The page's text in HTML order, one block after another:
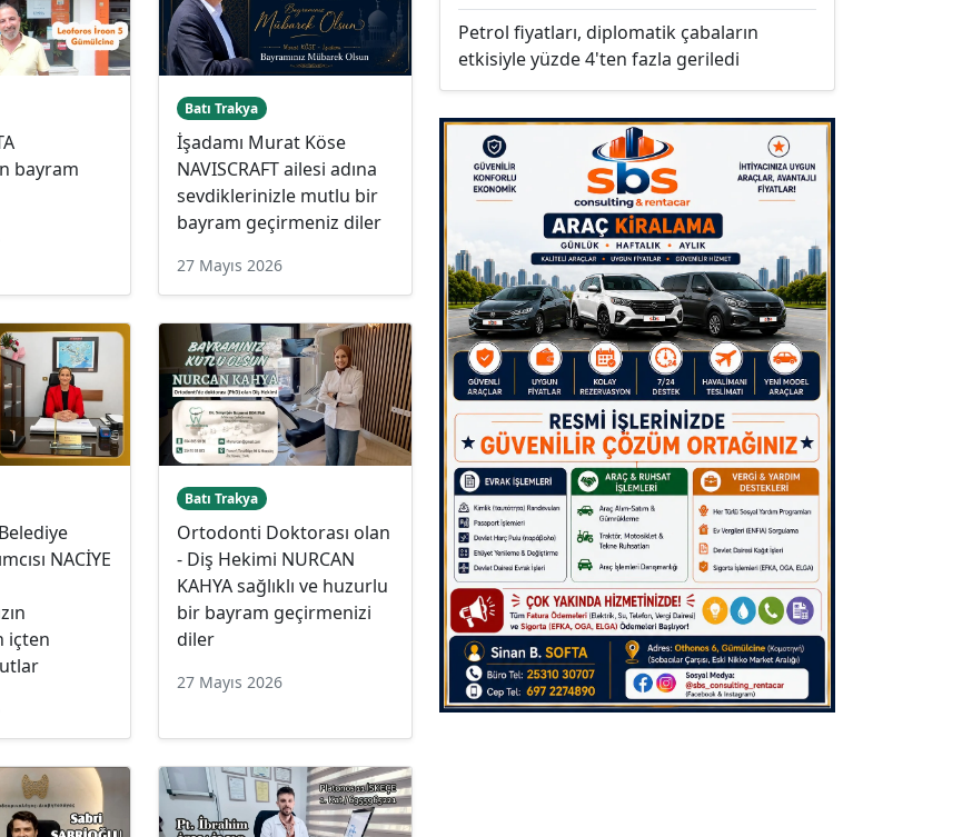
bayram
Batı Trakya
İşadamı Murat Köse
NAVISCRAFT ailesi adına
sevdiklerinizle mutlu bir
bayram geçirmeniz diler
27 Mayıs 2026
NACİYE
içten
Batı Trakya
Ortodonti Doktorası olan
- Diş Hekimi NURCAN
KAHYA sağlıklı ve huzurlu
bir bayram geçirmenizi
diler
27 Mayıs 2026
Petrol fiyatları, diplomatik çabaların
etkisiyle yüzde 4'ten fazla geriledi